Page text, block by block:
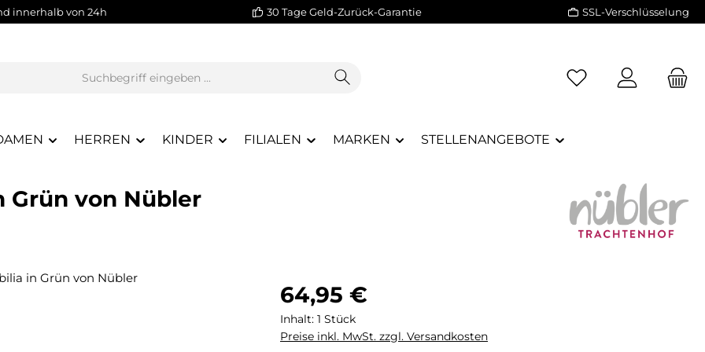
innerhalb von 24h 30 Tage Geld-Zurück-Garantie SSL-Verschlüsselung
HERREN KINDER FILIALEN MARKEN STELLENANGEBOTE
Grün von Nübler
Regulärer Preis:
64,95 €
Inhalt: 1 Stück
Preise inkl. MwSt. zzgl. Versandkosten